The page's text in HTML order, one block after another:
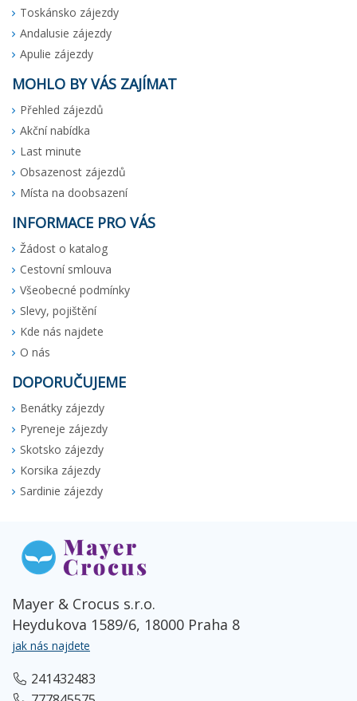
Toskánsko zájezdy
Andalusie zájezdy
Apulie zájezdy
MOHLO BY VÁS ZAJÍMAT
Přehled zájezdů
Akční nabídka
Last minute
Obsazenost zájezdů
Místa na doobsazení
INFORMACE PRO VÁS
Žádost o katalog
Cestovní smlouva
Všeobecné podmínky
Slevy, pojištění
Kde nás najdete
O nás
DOPORUČUJEME
Benátky zájezdy
Pyreneje zájezdy
Skotsko zájezdy
Korsika zájezdy
Sardinie zájezdy
Mayer & Crocus s.r.o.
Heydukova 1589/6, 18000 Praha 8
jak nás najdete
241432483